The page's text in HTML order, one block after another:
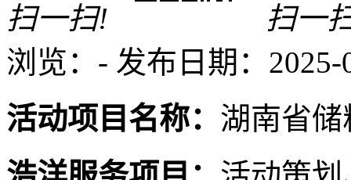
扫一扫!
扫一
浏览： - 发布日期：2025-
活动项目名称： 湖南省储